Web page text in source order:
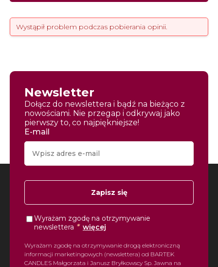
Wystąpił problem podczas pobierania opinii.
Newsletter
Dołącz do newslettera i bądź na bieżąco z
nowościami. Nie przegap i odkrywaj jako
pierwszy to, co najpiękniejsze!
E-mail
Zapisz się
Wyrażam zgodę na otrzymywanie
newslettera * więcej
Wyrażam zgodę na otrzymywanie drogą elektroniczną
informacji marketingowych (newslettera) od BARTEK
CANDLES Małgorzata i Janusz Bryłkowscy Sp. Jawna na